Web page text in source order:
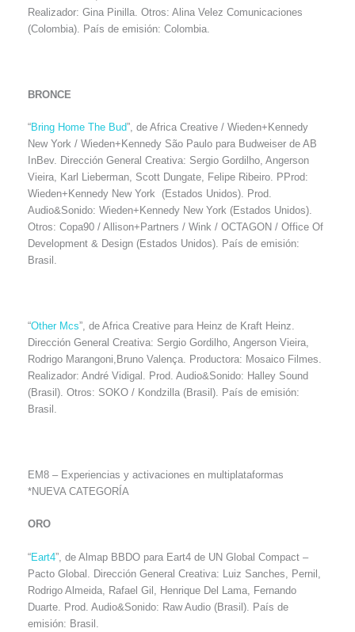
Realizador: Gina Pinilla. Otros: Alina Velez Comunicaciones
(Colombia). País de emisión: Colombia.
BRONCE
“Bring Home The Bud”, de Africa Creative / Wieden+Kennedy
New York / Wieden+Kennedy São Paulo para Budweiser de AB
InBev. Dirección General Creativa: Sergio Gordilho, Angerson
Vieira, Karl Lieberman, Scott Dungate, Felipe Ribeiro. PProd:
Wieden+Kennedy New York (Estados Unidos). Prod.
Audio&Sonido: Wieden+Kennedy New York (Estados Unidos).
Otros: Copa90 / Allison+Partners / Wink / OCTAGON / Office Of
Development & Design (Estados Unidos). País de emisión:
Brasil.
“Other Mcs”, de Africa Creative para Heinz de Kraft Heinz.
Dirección General Creativa: Sergio Gordilho, Angerson Vieira,
Rodrigo Marangoni,Bruno Valença. Productora: Mosaico Filmes.
Realizador: André Vidigal. Prod. Audio&Sonido: Halley Sound
(Brasil). Otros: SOKO / Kondzilla (Brasil). País de emisión:
Brasil.
EM8 – Experiencias y activaciones en multiplataformas
*NUEVA CATEGORÍA
ORO
“Eart4”, de Almap BBDO para Eart4 de UN Global Compact –
Pacto Global. Dirección General Creativa: Luiz Sanches, Pernil,
Rodrigo Almeida, Rafael Gil, Henrique Del Lama, Fernando
Duarte. Prod. Audio&Sonido: Raw Audio (Brasil). País de
emisión: Brasil.